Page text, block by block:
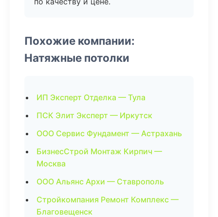
Похожие компании:
Натяжные потолки
ИП Эксперт Отделка — Тула
ПСК Элит Эксперт — Иркутск
ООО Сервис Фундамент — Астрахань
БизнесСтрой Монтаж Кирпич —
Москва
ООО Альянс Архи — Ставрополь
Стройкомпания Ремонт Комплекс —
Благовещенск